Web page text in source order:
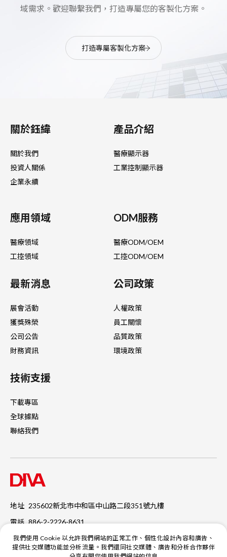
域需求。歡迎聯繫我們，打造專屬您的客製化方案。
打造專屬客製化方案
關於鈺緯
關於我們
投資人關係
企業永續
產品介紹
醫療顯示器
工業控制顯示器
應用領域
醫療領域
工控領域
ODM服務
醫療ODM/OEM
工控ODM/OEM
最新消息
展會活動
獲獎殊榮
公司公告
財務資訊
公司政策
人權政策
員工關懷
品質政策
環境政策
技術支援
下載專區
全球據點
聯絡我們
地址 235602新北市中和區中山路二段351號九樓
電話 886-2-2226-8631
傳真 886-2-2226-2453
我們使用 Cookie 以允許我們網站的正常工作、個性化設計內容和廣告、
提供社交媒體功能並分析流量。我們還同社交媒體、廣告和分析合作夥伴